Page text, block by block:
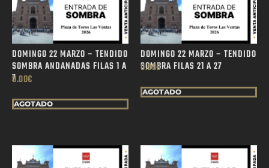
DOMINGO 22 MARZO – TENDIDO
SOMBRA ANDANADAS FILAS 1 A
7
0.00€
AGOTADO
DOMINGO 22 MARZO – TENDIDO
SOMBRA FILAS 21 A 27
0.00€
AGOTADO